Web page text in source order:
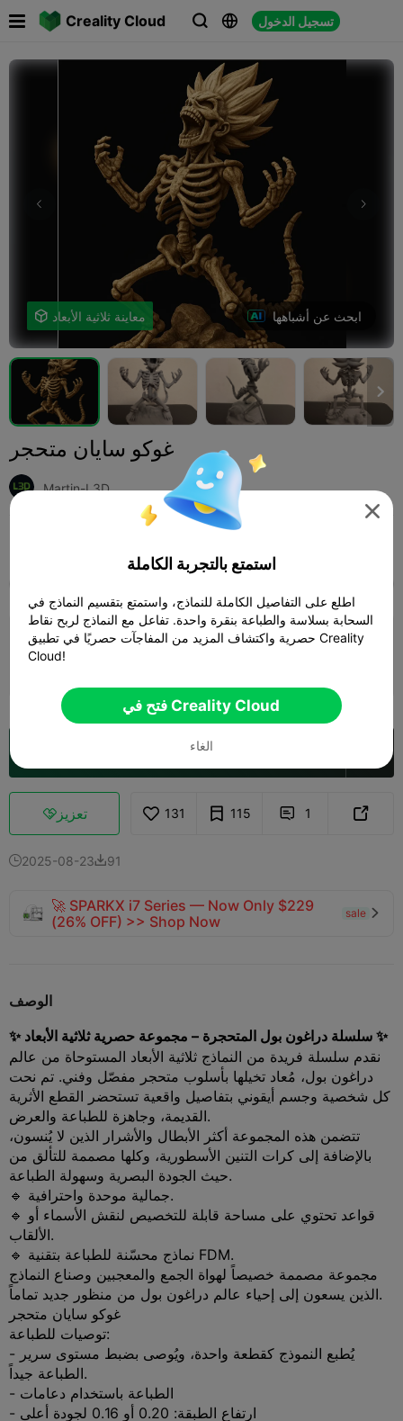
Creality Cloud   تسجيل الدخول
 
 معاينة ثلاثية الأبعاد ابحث عن أشباهها

غوكو سايان متحجر
Martin-L3D
طبقة 0.2 مم، 3 جدران، تعبئة داخلية 5%
فتح في Creality Cloud
تعزيز 131 115  1 
2025-08-2391
🚀 SPARKX i7 Series — Now Only $229
(26% OFF) >> Shop Now
sale 
الوصف
✨ سلسلة دراغون بول المتحجرة – مجموعة حصرية ثلاثية الأبعاد ✨
نقدم سلسلة فريدة من النماذج ثلاثية الأبعاد المستوحاة من عالم
دراغون بول، مُعاد تخيلها بأسلوب متحجر مفصّل وفني. تم نحت
كل شخصية وجسم أيقوني بتفاصيل واقعية تستحضر القطع الأثرية
القديمة، وجاهزة للطباعة والعرض.
تتضمن هذه المجموعة أكثر الأبطال والأشرار الذين لا يُنسون،
بالإضافة إلى كرات التنين الأسطورية، وكلها مصممة للتألق من
حيث الجودة البصرية وسهولة الطباعة.
🔹 جمالية موحدة واحترافية.
🔹 قواعد تحتوي على مساحة قابلة للتخصيص لنقش الأسماء أو
الألقاب.
🔹 نماذج محسّنة للطباعة بتقنية FDM.
مجموعة مصممة خصيصاً لهواة الجمع والمعجبين وصناع النماذج
الذين يسعون إلى إحياء عالم دراغون بول من منظور جديد تماماً.
غوكو سايان متحجر
توصيات للطباعة:
- يُطبع النموذج كقطعة واحدة، ويُوصى بضبط مستوى سرير
الطباعة جيداً.
- الطباعة باستخدام دعامات
- ارتفاع الطبقة: 0.20 أو 0.16 لجودة أعلى

استمتع بالتجربة الكاملة
اطلع على التفاصيل الكاملة للنماذج، واستمتع بتقسيم النماذج في
السحابة بسلاسة والطباعة بنقرة واحدة. تفاعل مع النماذج لربح نقاط
حصرية واكتشاف المزيد من المفاجآت حصريًا في تطبيق Creality
Cloud!
فتح في Creality Cloud
الغاء